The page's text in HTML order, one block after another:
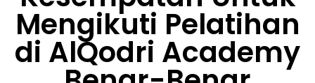
Mengikuti Pelatihan
di AlQodri Academy